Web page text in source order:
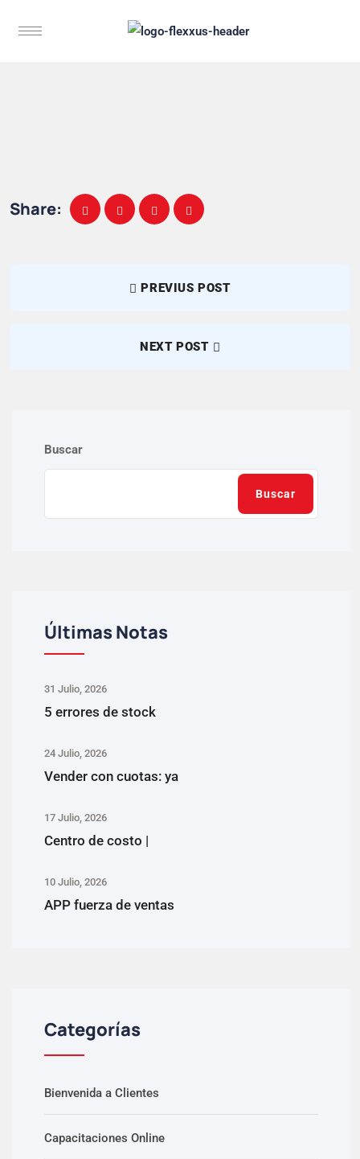
Share:
PREVIUS POST
NEXT POST
Buscar
Buscar
Últimas Notas
31 Julio, 2026
5 errores de stock
24 Julio, 2026
Vender con cuotas: ya
17 Julio, 2026
Centro de costo |
10 Julio, 2026
APP fuerza de ventas
Categorías
Bienvenida a Clientes
Capacitaciones Online